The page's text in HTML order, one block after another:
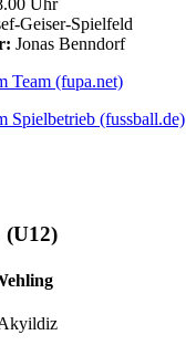
Uhr
Geiser-Spielfeld
Jonas Benndorf
Team (fupa.net)
Spielbetrieb (fussball.de)
(U12)